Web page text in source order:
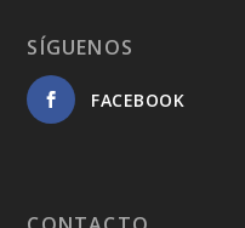
SÍGUENOS
FACEBOOK